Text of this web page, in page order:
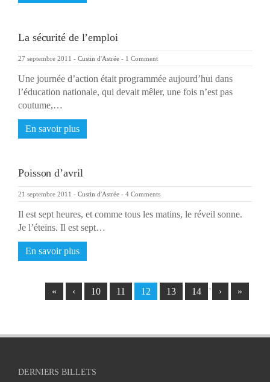
La sécurité de l’emploi
27 septembre 2011 - Custin d'Astrée - 1 Comment
Une journée d’action était programmée aujourd’hui dans
l’éducation nationale, qui devait mêler, une fois n’est pas
coutume,…
En savoir plus
Poisson d’avril
21 septembre 2011 - Custin d'Astrée - 4 Comments
Il est sept heures, et comme tous les matins, le réveil sonne.
Je l’éteins. Il est sept…
En savoir plus
« ‹ 10 11 12 13 14 ' › »
DERNIERS BILLETS